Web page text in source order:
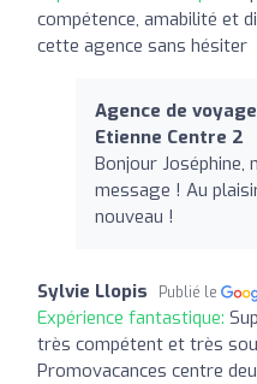
compétence, amabilité et
cette agence sans hésiter
Agence de
Etienne Centre 2
Bonjour Joséphine,
message ! Au
nouveau !
Sylvie Llopis Publié le
Expérience fantastique:
très compétent et très
Promovacances centre